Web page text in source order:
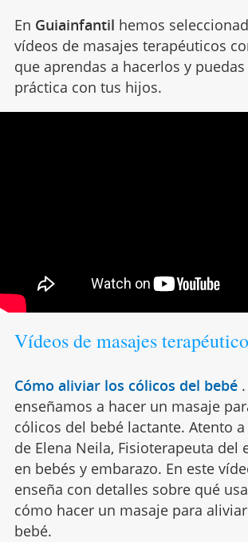
En Guiainfantil hemos
vídeos de masajes terapéuticos
que aprendas a hacerlos y
práctica con tus hijos.
Vídeos de masajes
Cómo aliviar los cólicos del bebé .
enseñamos a hacer un masaje
cólicos del bebé lactante. Atento
de Elena Neila, Fisioterapeuta del
en bebés y embarazo. En este
enseña con detalles sobre qué
cómo hacer un masaje para
bebé.